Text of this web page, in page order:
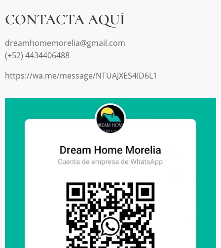
CONTACTA AQUÍ
dreamhomemorelia@gmail.com
(+52) 4434406488
https://wa.me/message/NTUAJXES4ID6L1